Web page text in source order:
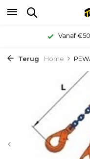
Vanaf
Terug Home